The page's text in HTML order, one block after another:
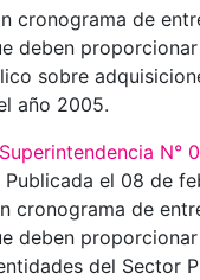
cronograma de
deben
sobre
año 2005.
N°
Publicada el 08 de
cronograma de
deben proporcionar
del Sector